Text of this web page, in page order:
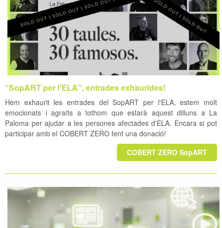
“SopART per l’ELA", entrades exhaurides!
Hem exhaurit les entrades del SopART per l'ELA, estem molt
emocionats i agraïts a tothom que estarà aquest dilluns a La
Paloma per ajudar a les persones afectades d'ELA. Encara si pot
participar amb el COBERT ZERO fent una donació!
COBERT ZERO SopART